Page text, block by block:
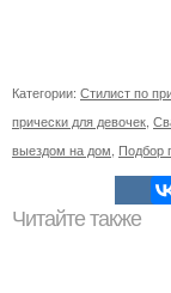
Категории: Стилист по
прически для девочек
выездом на дом Подбор
Читайте также